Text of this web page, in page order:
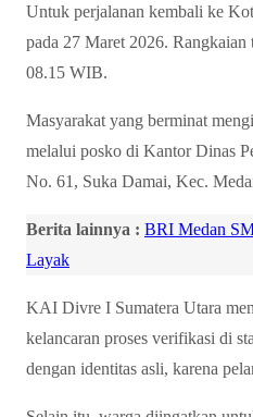
Untuk perjalanan kembali ke
pada 27 Maret 2026.
08.15 WIB.
Masyarakat yang berminat
melalui posko di Kantor Dinas
No. 61, Suka Damai, Kec.
Berita lainnya : BRI Medan
Layak
KAI Divre I Sumatera Utara
kelancaran proses verifikasi di
dengan identitas asli, karena